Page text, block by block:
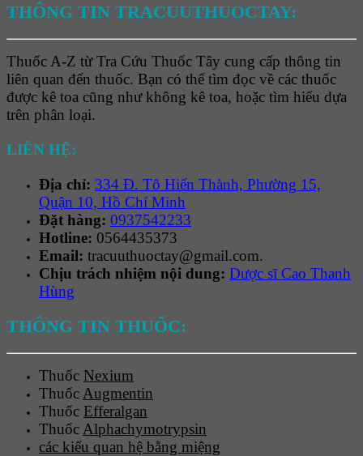
THÔNG TIN TRACUUTHUOCTAY:
Thuốc A-Z từ Tra Cứu Thuốc Tây cung cấp thông tin
liên quan đến thuốc. Bạn có thể tìm đọc về các thuốc
được kê toa cũng như không kê toa, hoặc tìm hiểu dựa
trên phân loại.
LIÊN HỆ:
Địa chỉ: 334 Đ. Tô Hiến Thành, Phường 15,
Quận 10, Hồ Chí Minh
Đặt hàng: 0937542233
Hotline: 0564435373
Email: tracuuthuoctay@gmail.com.
Chịu trách nhiệm nội dung: Dược sĩ Cao Thanh
Hùng
THÔNG TIN THUỐC:
Thuốc Nexium
Thuốc Augmentin
Thuốc Efferalgan
Thuốc Alphachymotrypsin
các kiểu quan hệ bằng miệng